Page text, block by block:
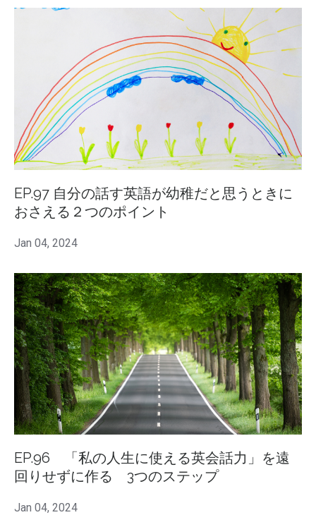
EP.97 自分の話す英語が幼稚だと思うときに
おさえる２つのポイント
Jan 04, 2024
EP.96 「私の人生に使える英会話力」を遠
回りせずに作る 3つのステップ
Jan 04, 2024